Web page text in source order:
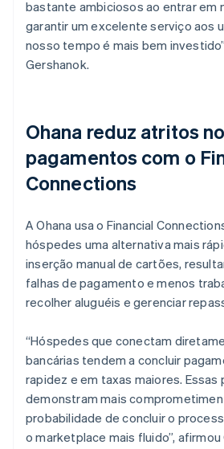
bastante ambiciosos ao entrar em
garantir um excelente serviço aos
nosso tempo é mais bem
Gershanok.
Ohana reduz atritos
pagamentos com o
Connections
A Ohana usa o Financial
hóspedes uma alternativa mais
inserção manual de cartões,
falhas de pagamento e menos
recolher aluguéis e gerenciar
“Hóspedes que conectam
bancárias tendem a concluir
rapidez e em taxas maiores. Essas
demonstram mais
probabilidade de concluir o
o marketplace mais fluido”, afirmou